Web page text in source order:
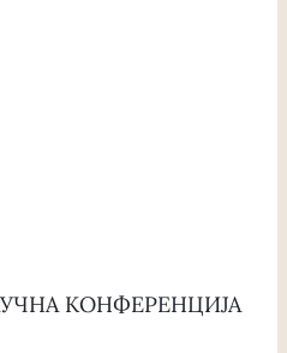
КОНФЕРЕНЦИЈА